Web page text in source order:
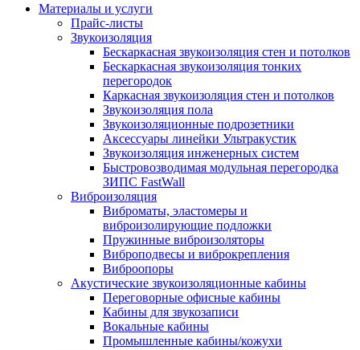
Материалы и услуги
Прайс-листы
Звукоизоляция
Бескаркасная звукоизоляция стен и потолков
Бескаркасная звукоизоляция тонких
перегородок
Каркасная звукоизоляция стен и потолков
Звукоизоляция пола
Звукоизоляционные подрозетники
Аксессуары линейки Ультракустик
Звукоизоляция инженерных систем
Быстровозводимая модульная перегородка
ЗИПС FastWall
Виброизоляция
Виброматы, эластомеры и
виброизолирующие подложки
Пружинные виброизоляторы
Виброподвесы и виброкрепления
Виброопоры
Акустические звукоизоляционные кабины
Переговорные офисные кабины
Кабины для звукозаписи
Вокальные кабины
Промышленные кабины/кожухи